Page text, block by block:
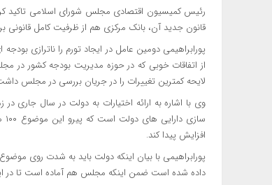
رئیس کمیسیون اقتصادی مجلس شورای اسلامی تاکید کرد:
قانون جدید آن، بانک مرکزی هم از ظرفیت کامل قانونی
پورابراهیمی دومین عامل در ایجاد تورم را ناترازی
از اتفاقات خوبی که در حوزه مدیریت بودجه کشور در
لایحه کمترین تغییرات را در جریان بررسی در مجلس
وی با اشاره به ارائه اختیارات به دولت در سال جاری
افزایش پیدا کند.
پورابراهیمی با بیان اینکه دولت باید به شدت روی
داده شده است ضمن اینکه مجلس هم آماده است تا